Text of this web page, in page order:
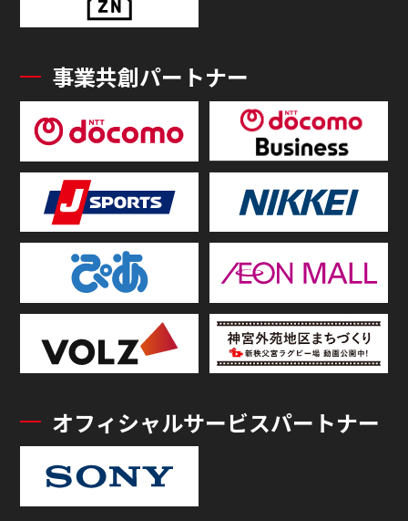
事業共創パートナー
オフィシャルサービスパートナー